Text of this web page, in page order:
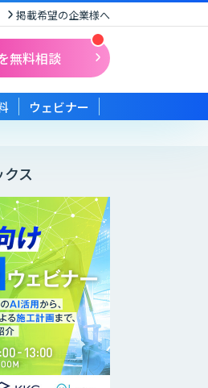
掲載希望の企業様へ
無料相談
ウェビナー
ス